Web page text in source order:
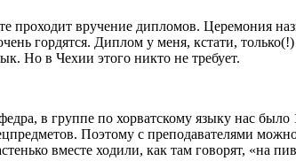
проходит вручение дипломов. Церемония
гордятся. Диплом у меня, кстати,
Но в Чехии этого никто не требует.
в группе по хорватскому языку нас
Поэтому с преподавателями
вместе ходили, как там говорят, «на